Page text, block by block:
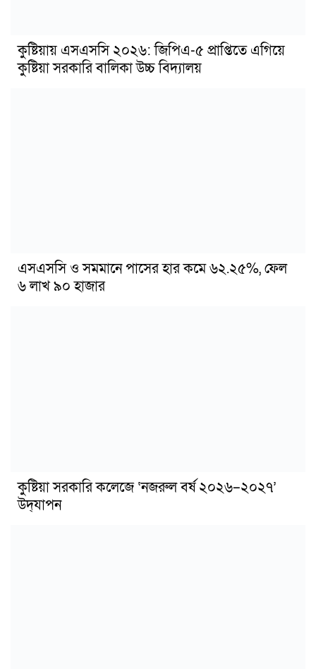
কুষ্টিয়ায় এসএসসি ২০২৬: জিপিএ-৫ প্রাপ্তিতে এগিয়ে
কুষ্টিয়া সরকারি বালিকা উচ্চ বিদ্যালয়
এসএসসি ও সমমানে পাসের হার কমে ৬২.২৫%, ফেল
৬ লাখ ৯০ হাজার
কুষ্টিয়া সরকারি কলেজে ‘নজরুল বর্ষ ২০২৬–২০২৭’
উদ্‌যাপন